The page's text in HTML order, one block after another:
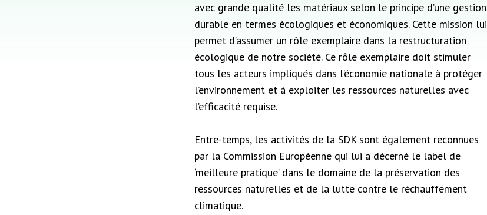
avec grande qualité les matériaux selon le principe d’une gestion
durable en termes écologiques et économiques. Cette mission lui
permet d’assumer un rôle exemplaire dans la restructuration
écologique de notre société. Ce rôle exemplaire doit stimuler
tous les acteurs impliqués dans l’économie nationale à protéger
l’environnement et à exploiter les ressources naturelles avec
l’efficacité requise.
Entre-temps, les activités de la SDK sont également reconnues
par la Commission Européenne qui lui a décerné le label de
‘meilleure pratique’ dans le domaine de la préservation des
ressources naturelles et de la lutte contre le réchauffement
climatique.